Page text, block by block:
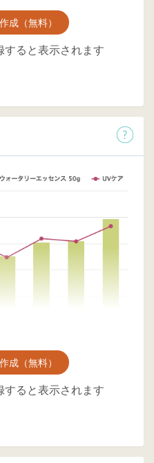
成（無料）
ると表示されます
成（無料）
ると表示されます